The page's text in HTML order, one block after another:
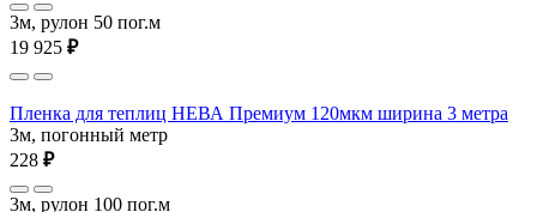
3м, рулон 50 пог.м
19 925 ₽
Пленка для теплиц НЕВА Премиум 120мкм ширина 3 метра
3м, погонный метр
228 ₽
3м, рулон 100 пог.м